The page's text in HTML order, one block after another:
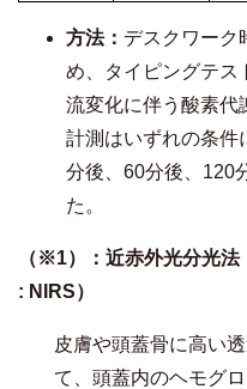
方法： デスクワーク
め、タイピングテス
流変化に伴う酸素代
計測はいずれの条件
分後、60分後、120
た。
（※1）：近赤外光分光法
: NIRS）
皮膚や頭蓋骨に高い
て、頭蓋内のヘモグ